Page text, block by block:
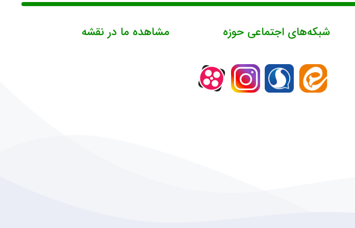
شبکه‌های اجتماعی حوزه مشاهده ما در نقشه